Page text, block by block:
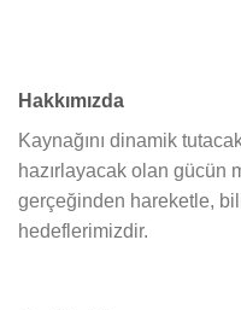
Hakkımızda
Kaynağını dinamik
hazırlayacak olan gücün
gerçeğinden hareketle,
hedeflerimizdir.